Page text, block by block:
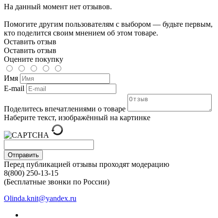
На данный момент нет отзывов.
Помогите другим пользователям с выбором — будьте первым,
кто поделится своим мнением об этом товаре.
Оставить отзыв
Оставить отзыв
Оцените покупку
Имя
E-mail
Поделитесь впечатлениями о товаре
Наберите текст, изображённый на картинке
Отправить
Перед публикацией отзывы проходят модерацию
8(800) 250-13-15
(Бесплатные звонки по России)
Olinda.knit@yandex.ru